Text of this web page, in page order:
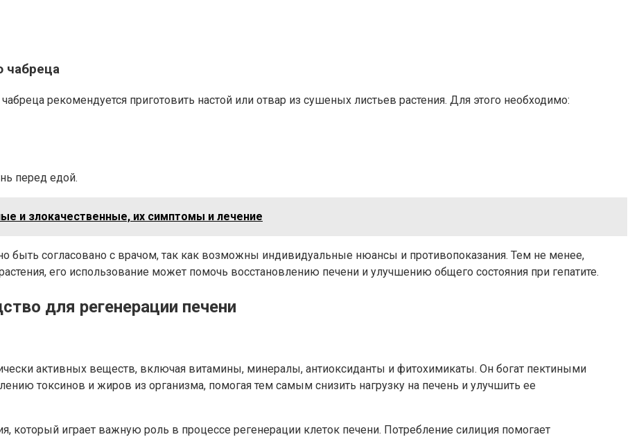
чабреца
рекомендуется приготовить настой или отвар из сушеных листьев растения. Для этого необходимо:
перед едой.
и злокачественные, их симптомы и лечение
быть согласовано с врачом, так как возможны индивидуальные нюансы и противопоказания. Тем не менее,
его использование может помочь восстановлению печени и улучшению общего состояния при гепатите.
для регенерации печени
активных веществ, включая витамины, минералы, антиоксиданты и фитохимикаты. Он богат пектиными
токсинов и жиров из организма, помогая тем самым снизить нагрузку на печень и улучшить ее
который играет важную роль в процессе регенерации клеток печени. Потребление силиция помогает